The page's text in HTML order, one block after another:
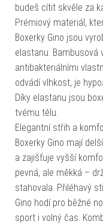
budeš cítit skvěle za
Prémiový materiál,
Boxerky Gino jsou
elastanu. Bambusová
antibakteriálními
odvádí vlhkost, je
Díky elastanu jsou
tvému tělu.
Elegantní střih a
Boxerky Gino mají
a zajišťuje vyšší
pevná, ale měkká –
stahovala. Přiléhavý
Gino hodí pro běžné
sport i volný čas.